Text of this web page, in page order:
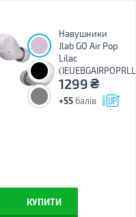
Навушники
Jlab GO Air Pop
Lilac
1299₴
+55 балів
КУПИТИ